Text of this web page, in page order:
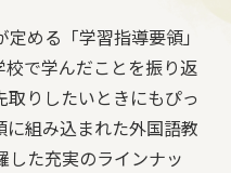
める「学習指導要領」
校で学んだことを振り返
取りしたいときにもぴっ
に組み込まれた外国語教
した充実のラインナッ